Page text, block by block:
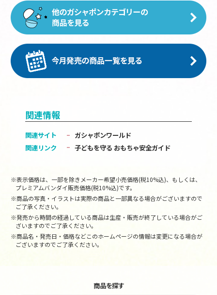
関連情報
関連サイト
ガシャポンワールド
関連リンク
子どもを守る おもちゃ安全ガイド
※表示価格は、一部を除きメーカー希望小売価格(税10%込)、もしくは、
プレミアムバンダイ販売価格(税10%込)です。
※商品の写真・イラストは実際の商品と一部異なる場合がございますので
ご了承ください。
※発売から時間の経過している商品は生産・販売が終了している場合がご
ざいますのでご了承ください。
※商品名・発売日・価格などこのホームページの情報は変更になる場合が
ございますのでご了承ください。
商品を探す